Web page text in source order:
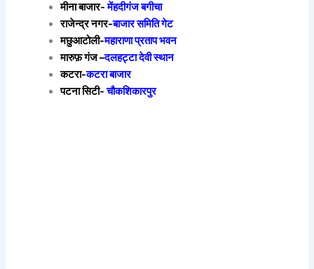
मीना बाजार-मेंहदीगंज बगीचा
राजेन्द्र नगर-बाजार समिति गेट
मछुआटोली-महाराणा प्रताप भवन
मारुफ़ गंज –दलहट्टा देवी स्थान
कटरा-कटरा बाजार
पटना सिटी-चौकशिकारपुर